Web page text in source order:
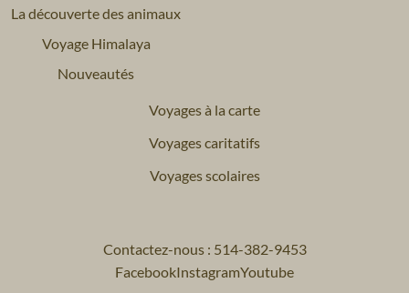
La découverte des animaux
Voyage Himalaya
Nouveautés
Voyages à la carte
Voyages caritatifs
Voyages scolaires
Contactez-nous : 514-382-9453
FacebookInstagramYoutube